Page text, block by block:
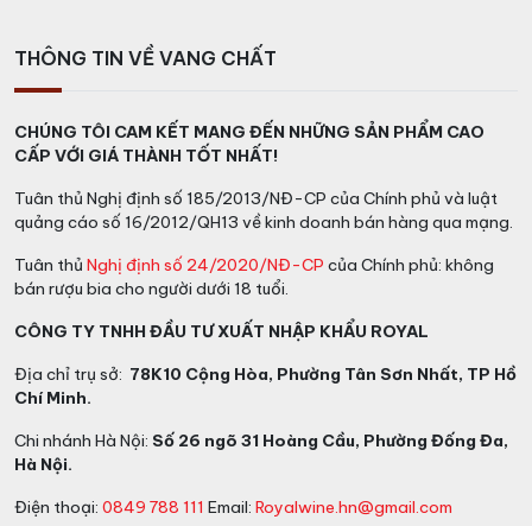
THÔNG TIN VỀ VANG CHẤT
CHÚNG TÔI CAM KẾT MANG ĐẾN NHỮNG SẢN PHẨM CAO
CẤP VỚI GIÁ THÀNH TỐT NHẤT!
Tuân thủ Nghị định số 185/2013/NĐ-CP của Chính phủ và luật
quảng cáo số 16/2012/QH13 về kinh doanh bán hàng qua mạng.
Tuân thủ Nghị định số 24/2020/NĐ-CP của Chính phủ: không
bán rượu bia cho người dưới 18 tuổi.
CÔNG TY TNHH ĐẦU TƯ XUẤT NHẬP KHẨU ROYAL
Địa chỉ trụ sở: 78K10 Cộng Hòa, Phường Tân Sơn Nhất, TP Hồ
Chí Minh.
Chi nhánh Hà Nội: Số 26 ngõ 31 Hoàng Cầu, Phường Đống Đa,
Hà Nội.
Điện thoại: 0849 788 111 Email: Royalwine.hn@gmail.com